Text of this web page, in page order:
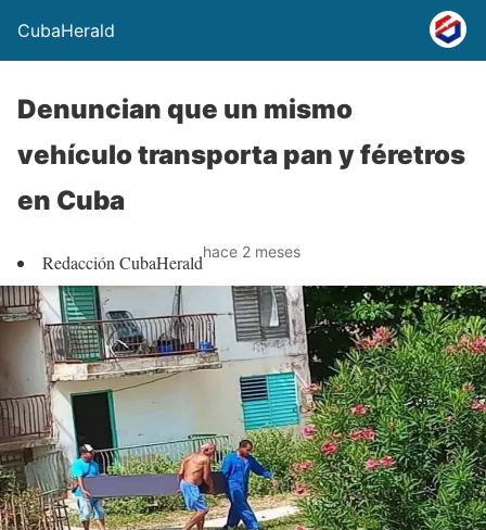
CubaHerald
Denuncian que un mismo
vehículo transporta pan y féretros
en Cuba
Redacción CubaHeraldhace 2 meses